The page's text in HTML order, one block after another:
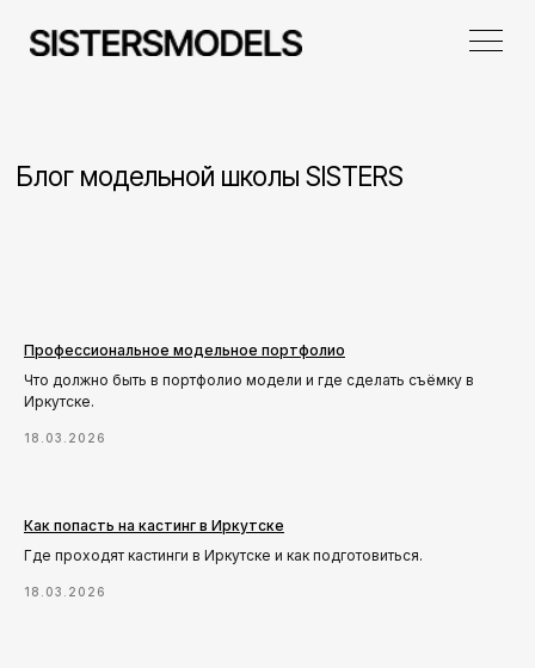
Профессиональное модельное портфолио
Что должно быть в портфолио модели и где сделать съёмку в
Иркутске.
18.03.2026
Как попасть на кастинг в Иркутске
Где проходят кастинги в Иркутске и как подготовиться.
18.03.2026